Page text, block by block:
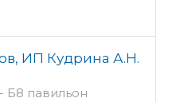
ИП Кудрина А.Н.
Б8 павильон